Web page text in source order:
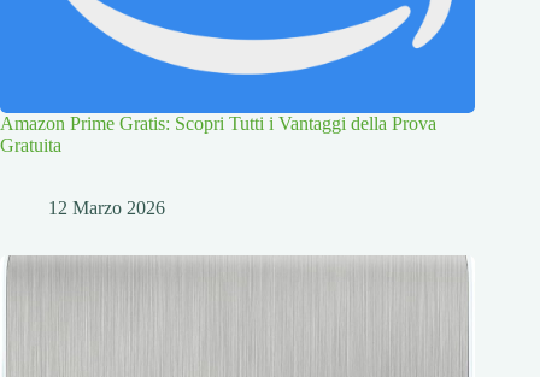
Amazon Prime Gratis: Scopri Tutti i Vantaggi della Prova
Gratuita
12 Marzo 2026